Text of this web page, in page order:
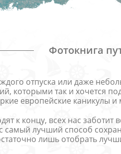
Фотокнига
отпуска или даже
которыми так и хочется
европейские каникулы
к концу, всех нас
лучший способ
лишь отобрать